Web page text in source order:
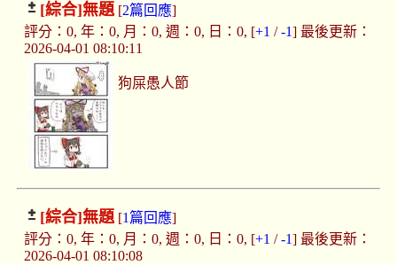
[綜合]無題[2篇回應]
評分：0, 年：0, 月：0, 週：0, 日：0, [+1 /-1] 最後更新：
2026-04-01 08:10:11
狗屎愚人節
[綜合]無題[1篇回應]
評分：0, 年：0, 月：0, 週：0, 日：0, [+1 /-1] 最後更新：
2026-04-01 08:10:08